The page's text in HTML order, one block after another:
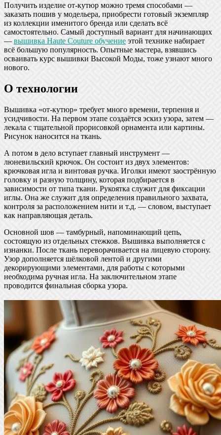
Получить изделие от-кутюр можно тремя способами —
заказать пошив у модельера, приобрести готовый экземпляр
из коллекции именитого бренда или сделать всё
самостоятельно. Самый доступный вариант для начинающих
—вышивка Haute Couture обучение этой технике набирает
всё большую популярность. Опытные мастера, взявшись
осваивать курс вышивки Высокой Моды, тоже узнают много
нового.
О технологии
Вышивка «от-кутюр» требует много времени, терпения и
усидчивости. На первом этапе создаётся эскиз узора, затем —
лекала с тщательной прорисовкой орнамента или картины.
Рисунок наносится на ткань.
А потом в дело вступает главный инструмент —
люневильский крючок. Он состоит из двух элементов:
крючковая игла и винтовая ручка. Иголки имеют заострённую
головку и разную толщину, которая подбирается в
зависимости от типа ткани. Рукоятка служит для фиксации
иглы. Она же служит для определения правильного захвата,
контроля за расположением нити и т.д. — словом, выступает
как направляющая деталь.
Основной шов — тамбурный, напоминающий цепь,
состоящую из отдельных стежков. Вышивка выполняется с
изнанки. После ткань переворачивается на лицевую сторону.
Узор дополняется шёлковой лентой и другими
декорирующими элементами, для работы с которыми
необходима ручная игла. На заключительном этапе
проводится финальная сборка узора.